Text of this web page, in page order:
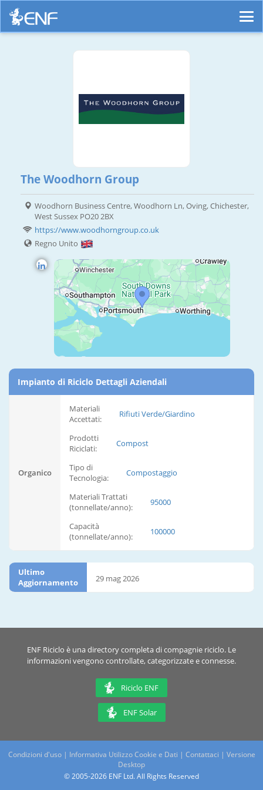
The Woodhorn Group
Woodhorn Business Centre, Woodhorn Ln, Oving, Chichester,
West Sussex PO20 2BX
https://www.woodhorngroup.co.uk
Regno Unito
Impianto di Riciclo Dettagli Aziendali
Organico
Materiali
Accettati:
Rifiuti Verde/Giardino
Prodotti
Riciclati:
Compost
Tipo di
Tecnologia:
Compostaggio
Materiali Trattati
(tonnellate/anno):
95000
Capacità
(tonnellate/anno):
100000
Ultimo
Aggiornamento
29 mag 2026
ENF Riciclo è una directory completa di compagnie riciclo. Le
informazioni vengono controllate, categorizzate e connesse.
Riciclo ENF
ENF Solar
Condizioni d'uso| Informativa Utilizzo Cookie e Dati | Contattaci | Versione
Desktop
© 2005-2026 ENF Ltd. All Rights Reserved